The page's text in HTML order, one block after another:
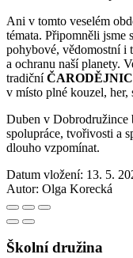
Ani v tomto veselém
témata. Připomněli jsme
pohybové, vědomostní i
a ochranu naší planety.
tradiční
v místo plné kouzel,
Duben v Dobrodružince
spolupráce, tvořivosti a
dlouho vzpomínat.
Datum vložení: 13. 5.
Autor: Olga Korecká
Školní družina